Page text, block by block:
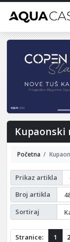
Kupaonski
Početna
Prikaz artikla
Broj artikla
Sortiraj
Stranice: 1 2